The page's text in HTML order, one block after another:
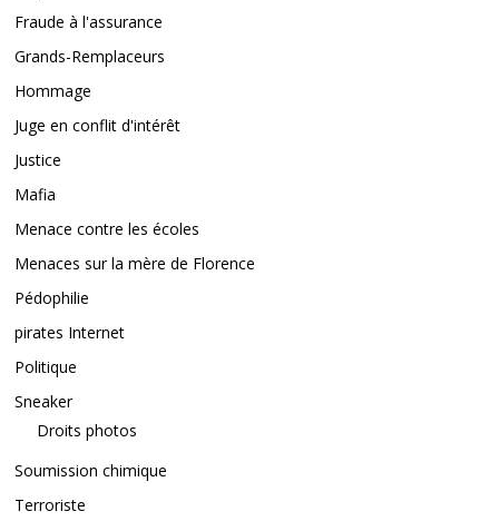
Fraude à l'assurance
Grands-Remplaceurs
Hommage
Juge en conflit d'intérêt
Justice
Mafia
Menace contre les écoles
Menaces sur la mère de Florence
Pédophilie
pirates Internet
Politique
Sneaker
Droits photos
Soumission chimique
Terroriste